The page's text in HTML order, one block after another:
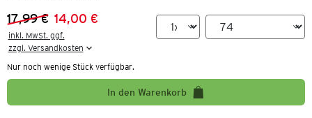
Vorheriger Preis:
17,99 €
Neuer Preis:
14,00 €
inkl. MwSt. ggf.
zzgl. Versandkosten
Nur noch wenige Stück verfügbar.
In den Warenkorb